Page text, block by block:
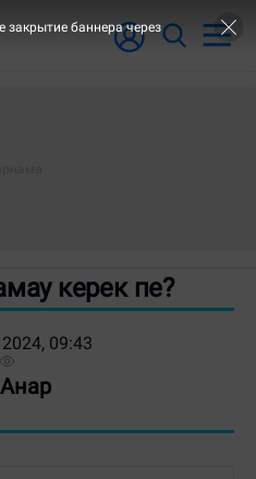
керек пе?
2024, 09:43
Анар
закрытие баннера через